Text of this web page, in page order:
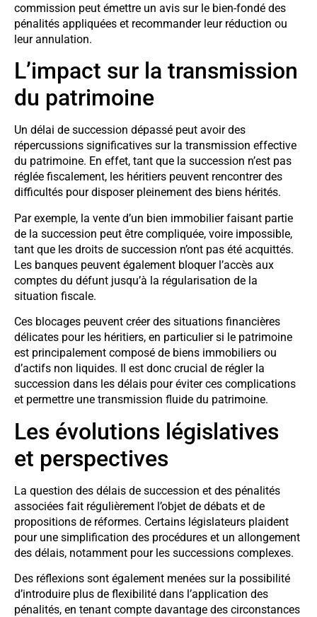
commission peut émettre un avis sur le bien-fondé des
pénalités appliquées et recommander leur réduction ou
leur annulation.
L’impact sur la transmission
du patrimoine
Un délai de succession dépassé peut avoir des
répercussions significatives sur la transmission effective
du patrimoine. En effet, tant que la succession n’est pas
réglée fiscalement, les héritiers peuvent rencontrer des
difficultés pour disposer pleinement des biens hérités.
Par exemple, la vente d’un bien immobilier faisant partie
de la succession peut être compliquée, voire impossible,
tant que les droits de succession n’ont pas été acquittés.
Les banques peuvent également bloquer l’accès aux
comptes du défunt jusqu’à la régularisation de la
situation fiscale.
Ces blocages peuvent créer des situations financières
délicates pour les héritiers, en particulier si le patrimoine
est principalement composé de biens immobiliers ou
d’actifs non liquides. Il est donc crucial de régler la
succession dans les délais pour éviter ces complications
et permettre une transmission fluide du patrimoine.
Les évolutions législatives
et perspectives
La question des délais de succession et des pénalités
associées fait régulièrement l’objet de débats et de
propositions de réformes. Certains législateurs plaident
pour une simplification des procédures et un allongement
des délais, notamment pour les successions complexes.
Des réflexions sont également menées sur la possibilité
d’introduire plus de flexibilité dans l’application des
pénalités, en tenant compte davantage des circonstances